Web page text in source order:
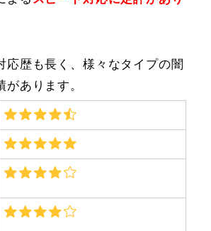
応歴も長く、様々なタイプの闇
あります。